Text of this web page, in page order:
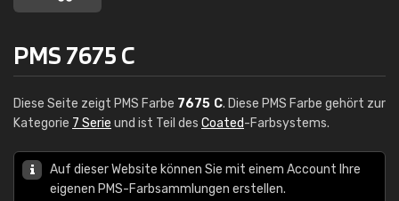
PMS 7675 C
Diese Seite zeigt PMS Farbe 7675 C. Diese PMS Farbe gehört zur
Kategorie 7 Serie und ist Teil des Coated-Farbsystems.
Auf dieser Website können Sie mit einem Account Ihre
eigenen PMS-Farbsammlungen erstellen.